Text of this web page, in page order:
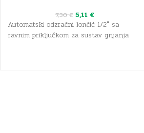
7,30€ 5,11 €
Automatski odzračni lončić 1/2" sa
ravnim priključkom za sustav grijanja